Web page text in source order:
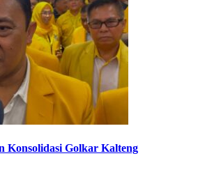
Konsolidasi Golkar Kalteng